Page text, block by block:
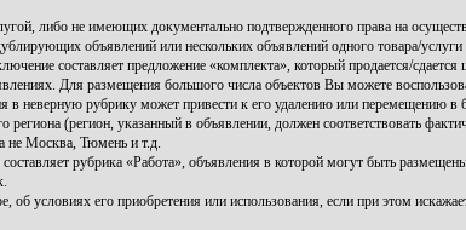
либо не имеющих документально подтвержденного права на
объявлений или нескольких объявлений одного товара/
составляет предложение «комплекта», который продается/сдается
Для размещения большого числа объектов Вы можете
неверную рубрику может привести к его удалению или перемещению в
(регион, указанный в объявлении, должен соответствовать
не Москва, Тюмень и т.д.
рубрика «Работа», объявления в которой могут быть
условиях его приобретения или использования, если при этом